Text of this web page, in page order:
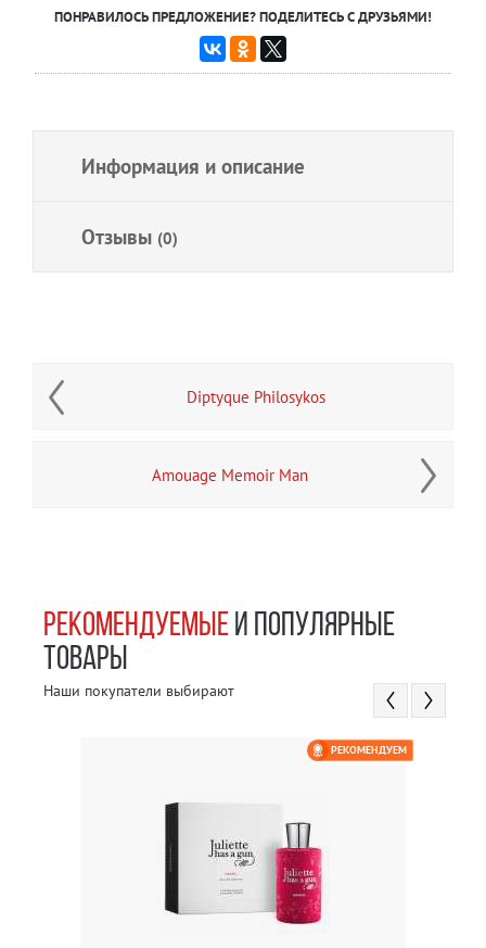
ПОНРАВИЛОСЬ ПРЕДЛОЖЕНИЕ? ПОДЕЛИТЕСЬ С ДРУЗЬЯМИ!
Информация и описание
Отзывы (0)
Diptyque Philosykos
Amouage Memoir Man
РЕКОМЕНДУЕМЫЕИ ПОПУЛЯРНЫЕ
ТОВАРЫ
Наши покупатели выбирают
РЕКОМЕНДУЕМ